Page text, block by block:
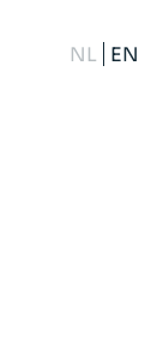
NL EN